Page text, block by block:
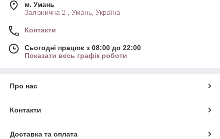
м. Умань
Залізнична 2 , Умань, Україна
Контакти
Сьогодні працює з 08:00 до 22:00
Показати весь графік роботи
Про нас
Контакти
Доставка та оплата